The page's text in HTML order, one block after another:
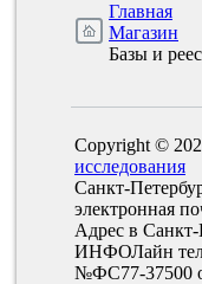
Главная
Магазин
Базы и
Copyright ©
исследования
Санкт-
электронная
Адрес в
ИНФОЛайн
№ФС77-37500